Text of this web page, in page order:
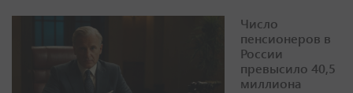
Число
пенсионеров в
России
превысило 40,5
миллиона